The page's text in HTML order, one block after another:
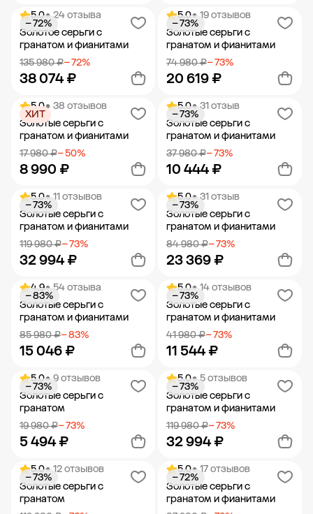
Добавить в корзину Добавить в корзину
5.0• 24 отзыва
Золотое серьги с
гранатом и фианитами
135 980 ₽− 72%
38 074 ₽
− 72%
Добавить в корзину
5.0• 19 отзывов
Золотые серьги с
гранатом и фианитами
74 980 ₽− 73%
20 619 ₽
− 73%
Добавить в корзину
5.0• 38 отзывов
Золотые серьги с
гранатом и фианитами
17 980 ₽− 50%
8 990 ₽
ХИТ
Добавить в корзину
5.0• 31 отзыв
Золотые серьги с
гранатом и фианитами
37 980 ₽− 73%
10 444 ₽
− 73%
Добавить в корзину
5.0• 11 отзывов
Золотые серьги с
гранатом и фианитами
119 980 ₽− 73%
32 994 ₽
− 73%
Добавить в корзину
5.0• 31 отзыв
Золотые серьги с
гранатом и фианитами
84 980 ₽− 73%
23 369 ₽
− 73%
Добавить в корзину
4.9• 54 отзыва
Золотые серьги с
гранатом и фианитами
85 980 ₽− 83%
15 046 ₽
− 83%
Добавить в корзину
5.0• 14 отзывов
Золотые серьги с
гранатом и фианитами
41 980 ₽− 73%
11 544 ₽
− 73%
Добавить в корзину
5.0• 9 отзывов
Золотые серьги с
гранатом
19 980 ₽− 73%
5 494 ₽
− 73%
Добавить в корзину
5.0• 5 отзывов
Золотые серьги с
гранатом и фианитами
119 980 ₽− 73%
32 994 ₽
− 73%
Добавить в корзину
5.0• 12 отзывов
Золотые серьги с
гранатом
− 73%
5.0• 17 отзывов
Золотые серьги с
гранатом и фианитами
− 72%